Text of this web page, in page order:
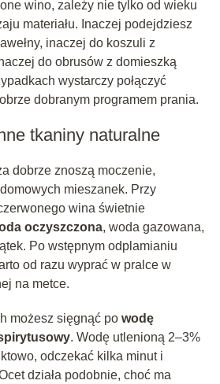
wino, zależy nie tylko od wieku
materiału. Inaczej podejdziesz
inaczej do koszuli z
do obrusów z domieszką
wystarczy połączyć
dobranym programem prania.
tkaniny naturalne
dobrze znoszą moczenie,
mieszanek. Przy
wina świetnie
oczyszczona, woda gazowana,
Po wstępnym odplamianiu
od razu wyprać w pralce w
na metce.
możesz sięgnąć po wodę
. Wodę utlenioną 2–3%
odczekać kilka minut i
działa podobnie, choć ma